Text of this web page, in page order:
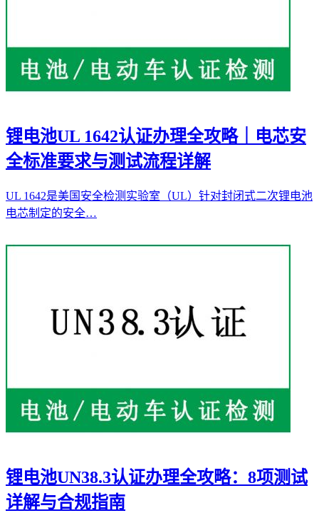
锂电池UL 1642认证办理全攻略｜电芯安
全标准要求与测试流程详解
UL 1642是美国安全检测实验室（UL）针对封闭式二次锂电池
电芯制定的安全…
锂电池UN38.3认证办理全攻略：8项测试
详解与合规指南